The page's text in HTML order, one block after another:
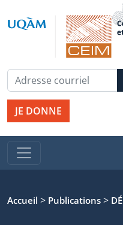
JE DONNE
Accueil > Publications >